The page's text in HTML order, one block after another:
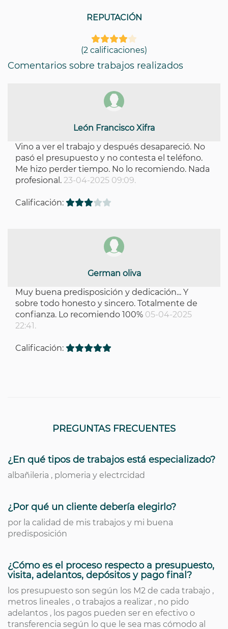
REPUTACIÓN
(2 calificaciones)
Comentarios sobre trabajos realizados
León Francisco Xifra
Vino a ver el trabajo y después desapareció. No
pasó el presupuesto y no contesta el teléfono.
Me hizo perder tiempo. No lo recomiendo. Nada
profesional. 23-04-2025 09:09.
Calificación:
German oliva
Muy buena predisposición y dedicación... Y
sobre todo honesto y sincero. Totalmente de
confianza. Lo recomiendo 100% 05-04-2025
22:41.
Calificación:
PREGUNTAS FRECUENTES
¿En qué tipos de trabajos está especializado?
albañileria , plomeria y electrcidad
¿Por qué un cliente debería elegirlo?
por la calidad de mis trabajos y mi buena
predisposición
¿Cómo es el proceso respecto a presupuesto,
visita, adelantos, depósitos y pago final?
los presupuesto son según los M2 de cada trabajo ,
metros lineales , o trabajos a realizar , no pido
adelantos , los pagos pueden ser en efectivo o
transferencia según lo que le sea mas cómodo al